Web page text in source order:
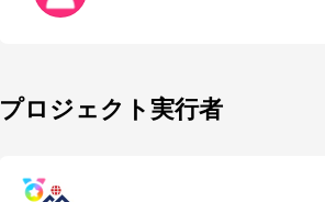
プロジェクト実行者